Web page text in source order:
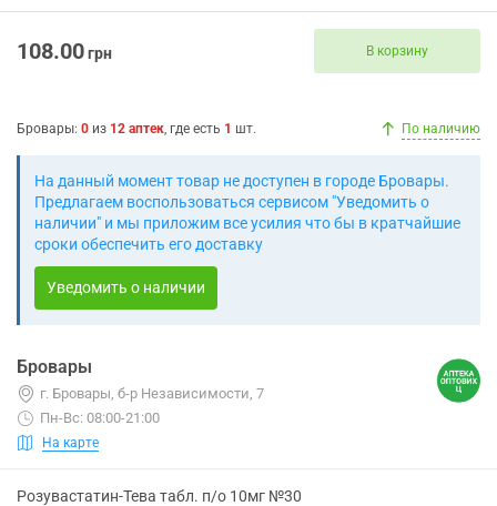
108.00грн В корзину
Бровары: 0 из 12 аптек, где есть 1 шт. По наличию
На данный момент товар не доступен в городе Бровары.
Предлагаем воспользоваться сервисом "Уведомить о
наличии" и мы приложим все усилия что бы в кратчайшие
сроки обеспечить его доставку
Уведомить о наличии
Бровары
г. Бровары, б-р Независимости, 7
Пн-Вс: 08:00-21:00
На карте
Розувастатин-Тева табл. п/о 10мг №30